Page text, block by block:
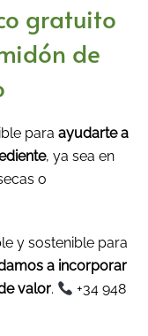
gratuito
de
para ayudarte a
, ya sea en
o
y sostenible para
a incorporar
valor.
+34 948